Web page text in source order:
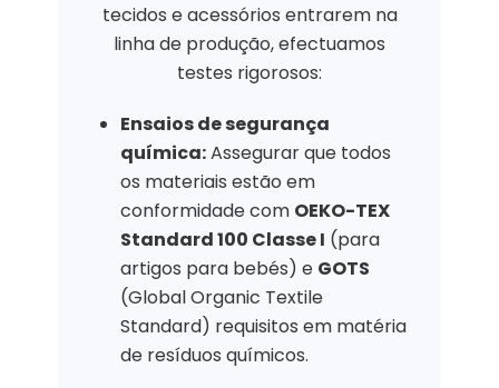
tecidos e acessórios entrarem na
linha de produção, efectuamos
testes rigorosos:
Ensaios de segurança
química:Assegurar que todos
os materiais estão em
conformidade com OEKO-TEX
Standard 100 Classe I (para
artigos para bebés) e GOTS
(Global Organic Textile
Standard) requisitos em matéria
de resíduos químicos.